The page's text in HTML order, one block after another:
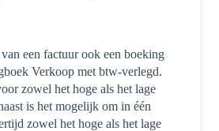
een factuur ook een boeking
Verkoop met btw-verlegd.
zowel het hoge als het lage
is het mogelijk om in één
zowel het hoge als het lage